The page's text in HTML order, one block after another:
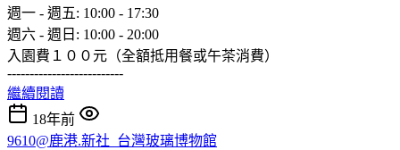
週一 - 週五: 10:00 - 17:30
週六 - 週日: 10:00 - 20:00
入園費１００元（全額抵用餐或午茶消費）
--------------------------
繼續閱讀
18年前
9610@鹿港.新社_台灣玻璃博物館